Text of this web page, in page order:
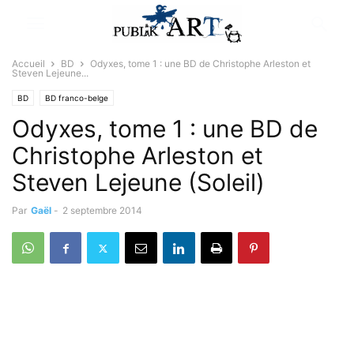
Accueil BD
Odyxes, tome 1 : une BD de Christophe Arleston et
Steven Lejeune...
BD BD franco-belge
Odyxes, tome 1 : une BD de
Christophe Arleston et
Steven Lejeune (Soleil)
Par Gaël - 2 septembre 2014